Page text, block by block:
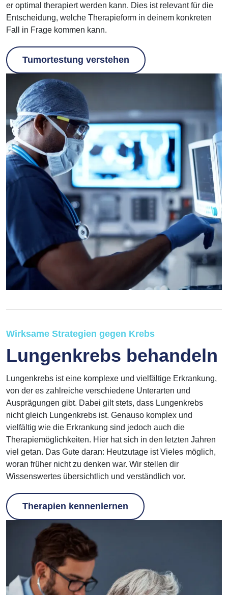
er optimal therapiert werden kann. Dies ist relevant für die
Entscheidung, welche Therapieform in deinem konkreten
Fall in Frage kommen kann.
Tumortestung verstehen
Wirksame Strategien gegen Krebs
Lungenkrebs behandeln
Lungenkrebs ist eine komplexe und vielfältige Erkrankung,
von der es zahlreiche verschiedene Unterarten und
Ausprägungen gibt. Dabei gilt stets, dass Lungenkrebs
nicht gleich Lungenkrebs ist. Genauso komplex und
vielfältig wie die Erkrankung sind jedoch auch die
Therapiemöglichkeiten. Hier hat sich in den letzten Jahren
viel getan. Das Gute daran: Heutzutage ist Vieles möglich,
woran früher nicht zu denken war. Wir stellen dir
Wissenswertes übersichtlich und verständlich vor.
Therapien kennenlernen